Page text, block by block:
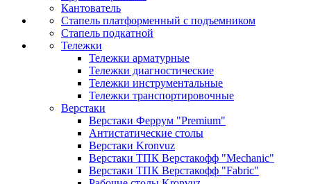
Кантователь
Стапель платформенный с подъемником
Стапель подкатной
Тележки
Тележки арматурные
Тележки диагностические
Тележки инструментальные
Тележки транспортировочные
Верстаки
Верстаки Феррум "Premium"
Антистатические столы
Верстаки Kronvuz
Верстаки ТПК Верстакофф "Mechanic"
Верстаки ТПК Верстакофф "Fabric"